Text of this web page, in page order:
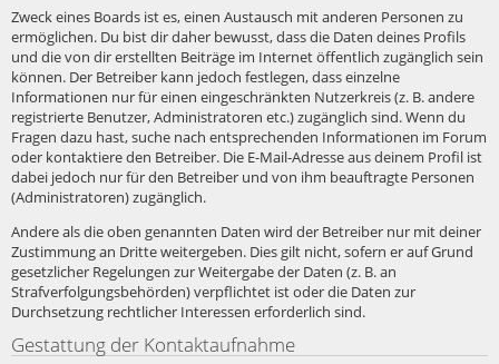
Zweck eines Boards ist es, einen Austausch mit anderen Personen zu
ermöglichen. Du bist dir daher bewusst, dass die Daten deines Profils
und die von dir erstellten Beiträge im Internet öffentlich zugänglich sein
können. Der Betreiber kann jedoch festlegen, dass einzelne
Informationen nur für einen eingeschränkten Nutzerkreis (z. B. andere
registrierte Benutzer, Administratoren etc.) zugänglich sind. Wenn du
Fragen dazu hast, suche nach entsprechenden Informationen im Forum
oder kontaktiere den Betreiber. Die E-Mail-Adresse aus deinem Profil ist
dabei jedoch nur für den Betreiber und von ihm beauftragte Personen
(Administratoren) zugänglich.
Andere als die oben genannten Daten wird der Betreiber nur mit deiner
Zustimmung an Dritte weitergeben. Dies gilt nicht, sofern er auf Grund
gesetzlicher Regelungen zur Weitergabe der Daten (z. B. an
Strafverfolgungsbehörden) verpflichtet ist oder die Daten zur
Durchsetzung rechtlicher Interessen erforderlich sind.
Gestattung der Kontaktaufnahme